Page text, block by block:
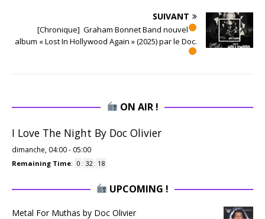
SUIVANT
[Chronique] Graham Bonnet Band nouvel
album « Lost In Hollywood Again » (2025) par le Doc.
ON AIR !
I Love The Night By Doc Olivier
dimanche, 04:00- 05:00
Remaining Time: 0 : 32 : 17
UPCOMING !
Metal For Muthas by Doc Olivier